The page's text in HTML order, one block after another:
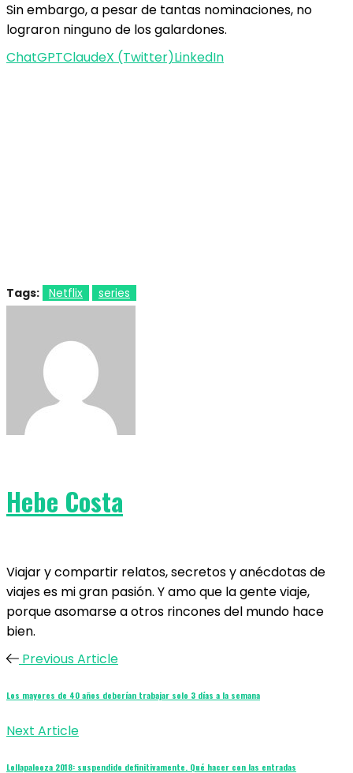
Sin embargo, a pesar de tantas nominaciones, no
lograron ninguno de los galardones.
ChatGPTClaudeX (Twitter)LinkedIn
Tags: Netflix series
Hebe Costa
Viajar y compartir relatos, secretos y anécdotas de
viajes es mi gran pasión. Y amo que la gente viaje,
porque asomarse a otros rincones del mundo hace
bien.
Previous Article
Los mayores de 40 años deberían trabajar solo 3 días a la semana
Next Article
Lollapalooza 2018: suspendido definitivamente. Qué hacer con las entradas